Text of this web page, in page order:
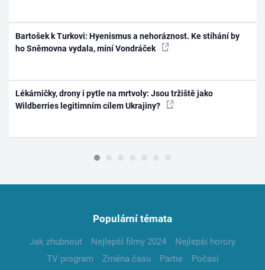
Bartošek k Turkovi: Hyenismus a nehoráznost. Ke stíhání by
ho Sněmovna vydala, míní Vondráček
Lékárničky, drony i pytle na mrtvoly: Jsou tržiště jako
Wildberries legitimním cílem Ukrajiny?
Populární témata
Jak zhubnout Nejlepší filmy 2024
Nejlepší horory
TV program
Změna času Partie
Počasí